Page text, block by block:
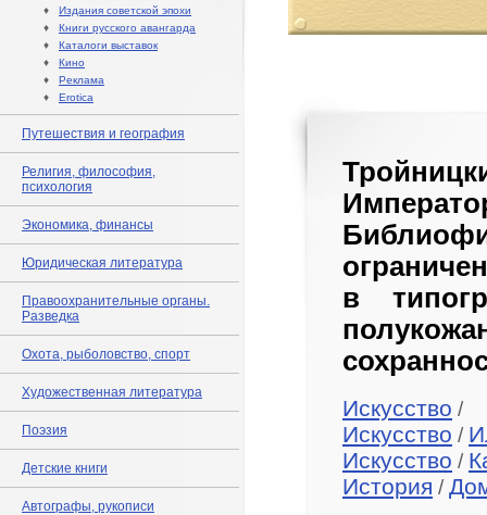
♦ Издания советской эпохи
♦ Книги русского авангарда
♦ Каталоги выставок
♦ Кино
♦ Реклама
♦ Erotica
Путешествия и география
Религия, философия,
психология
Экономика, финансы
Юридическая литература
Правоохранительные органы.
Разведка
Охота, рыболовство, спорт
Художественная литература
Поэзия
Детские книги
Автографы, рукописи
в
Искусство /
Искусство /
Искусство /
История /